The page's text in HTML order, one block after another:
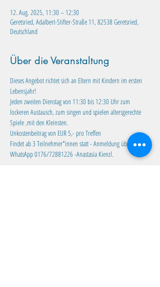
12. Aug. 2025, 11:30 – 12:30
Geretsried, Adalbert-Stifter-Straße 11, 82538 Geretsried,
Deutschland
Über die Veranstaltung
Dieses Angebot richtet sich an Eltern mit Kindern im ersten
Lebensjahr!
Jeden zweiten Dienstag von 11:30 bis 12:30 Uhr zum
lockeren Austausch, zum singen und spielen altersgerechte
Spiele ,mit den Kleinsten.
Unkostenbeitrag von EUR 5,- pro Treffen
Findet ab 3 Teilnehmer*innen statt - Anmeldung über
WhatsApp 0176/72881226 -Anastasia Kienzl.